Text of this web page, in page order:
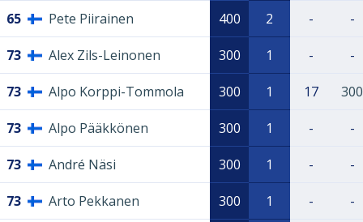
65 Pete Piirainen 400 2 - -
73 Alex Zils-Leinonen 300 1 - -
73 Alpo Korppi-Tommola 300 1 17 300
73 Alpo Pääkkönen 300 1 - -
73 André Näsi 300 1 - -
73 Arto Pekkanen 300 1 - -